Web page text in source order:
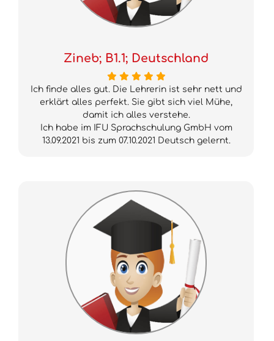
Zineb; B1.1; Deutschland
Ich finde alles gut. Die Lehrerin ist sehr nett und
erklärt alles perfekt. Sie gibt sich viel Mühe,
damit ich alles verstehe.
Ich habe im IFU Sprachschulung GmbH vom
13.09.2021 bis zum 07.10.2021 Deutsch gelernt.